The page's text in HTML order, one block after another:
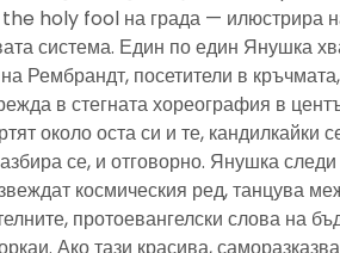
the holy fool на града — илюстрира
система. Един по един Янушка
Рембрандт, посетители в
в стегната хореография в
около оста си и те, кандилкайки
се, и отговорно. Янушка следи
космическия ред, танцува
протоевангелски слова на